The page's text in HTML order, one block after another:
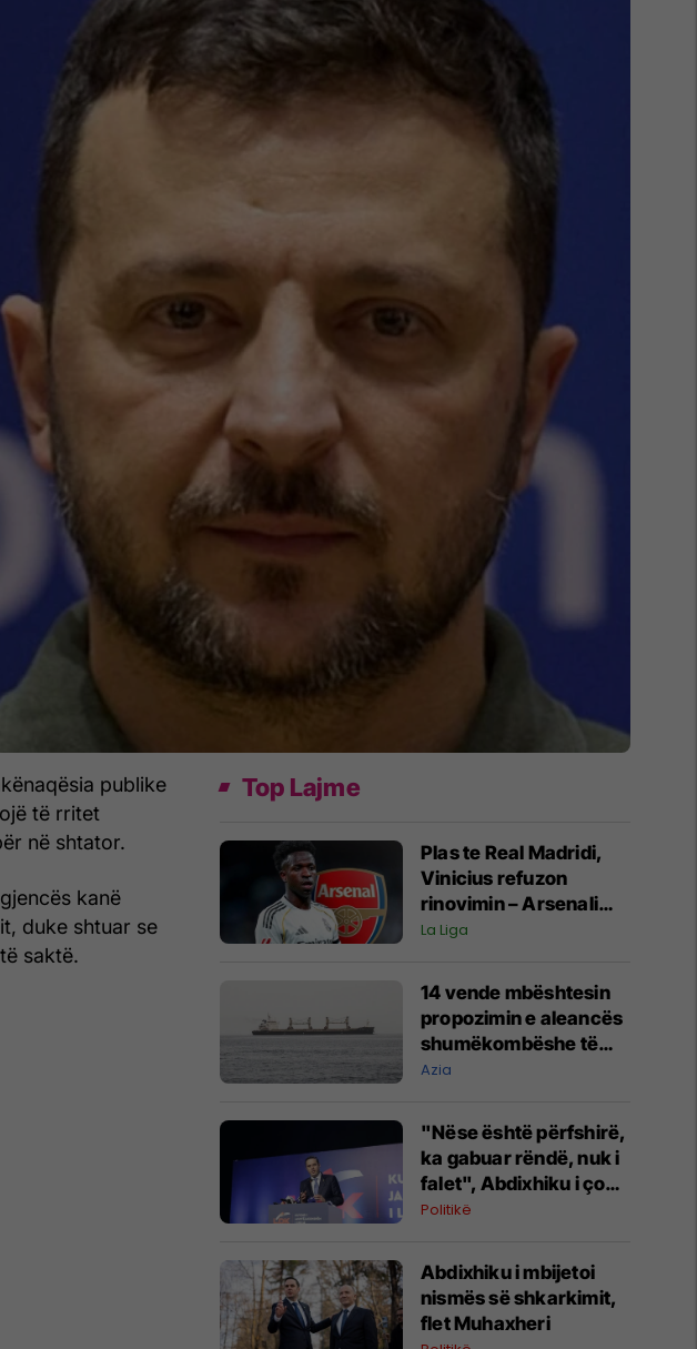
publike
të rritet
në shtator.
kanë
duke shtuar se
saktë.
Top Lajme
Plas te Real Madridi,
Vinicius refuzon
rinovimin – Arsenali
gati ofertën 140
La Liga
14 vende mbështesin
propozimin e aleancës
shumëkombëshe të
mbrojtjes detare të
Saudite
Azia
"Nëse është përfshirë,
ka gabuar rëndë, nuk i
falet", Abdixhiku i çon
“selam” Përparim
Politikë
Abdixhiku i mbijetoi
nismës së shkarkimit,
flet Muhaxheri